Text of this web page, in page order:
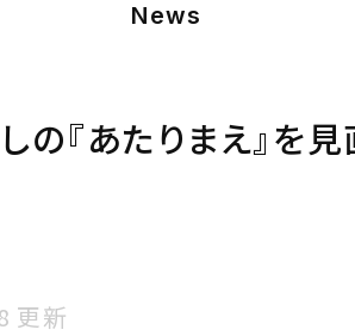
News
の『あたりまえ』を
更新